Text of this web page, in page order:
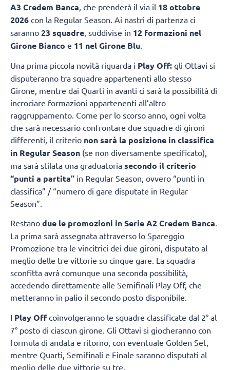
A3 Credem Banca , che prenderà il via il 18 ottobre
2026 con la Regular Season. Ai nastri di partenza ci
saranno 23 squadre , suddivise in 12 formazioni nel
Girone Bianco e 11 nel Girone Blu
Una prima piccola novità riguarda i Play Off: gli Ottavi si
disputeranno tra squadre appartenenti allo stesso
Girone, mentre dai Quarti in avanti ci sarà la possibilità di
incrociare formazioni appartenenti all’altro
raggruppamento. Come per lo scorso anno, ogni volta
che sarà necessario confrontare due squadre di gironi
differenti, il criterio non sarà la posizione in classifica
in Regular Season (se non diversamente specificato),
ma sarà stilata una graduatoria secondo il criterio
“punti a partita” in Regular Season, ovvero “punti in
classifica” / “numero di gare disputate in Regular
Season”.
Restano due le promozioni in Serie A2 Credem Banca.
La prima sarà assegnata attraverso lo Spareggio
Promozione tra le vincitrici dei due gironi, disputato al
meglio delle tre vittorie su cinque gare. La squadra
sconfitta avrà comunque una seconda possibilità,
accedendo direttamente alle Semifinali Play Off, che
metteranno in palio il secondo posto disponibile.
I Play Offcoinvolgeranno le squadre classificate dal 2° al
7° posto di ciascun girone. Gli Ottavi si giocheranno con
formula di andata e ritorno, con eventuale Golden Set,
mentre Quarti, Semifinali e Finale saranno disputati al
meglio delle due vittorie su tre.